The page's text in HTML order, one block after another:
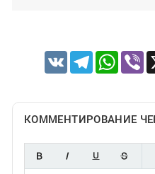
VK Telegram
КОММЕНТИРОВАНИЕ